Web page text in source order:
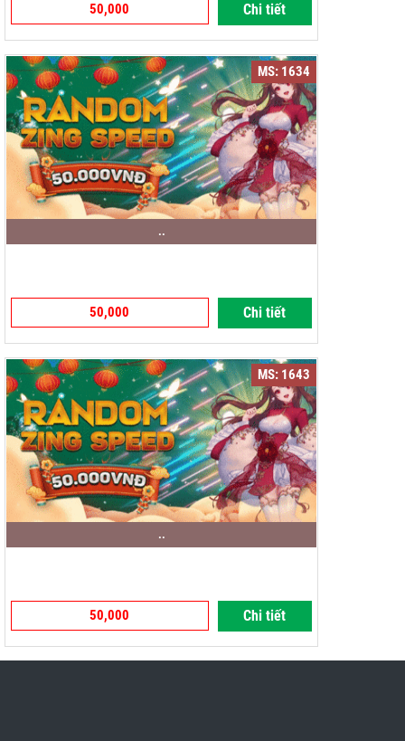
50,000 Chi tiết
MS: 1634
..
50,000 Chi tiết
MS: 1643
..
50,000 Chi tiết